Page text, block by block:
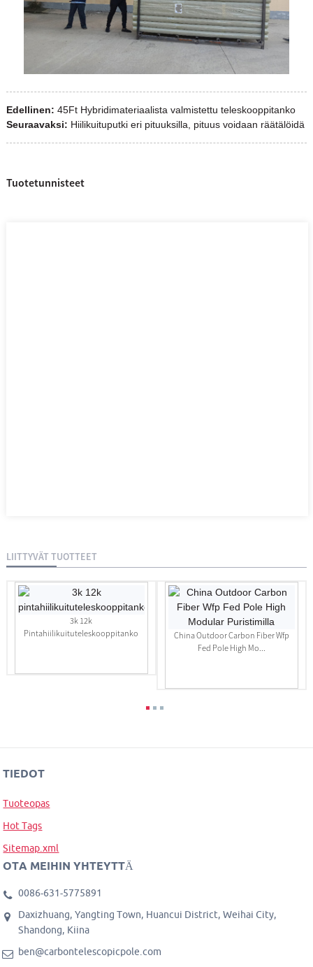
Edellinen: 45Ft Hybridimateriaalista valmistettu teleskooppitanko
Seuraavaksi: Hiilikuituputki eri pituuksilla, pituus voidaan räätälöidä
Tuotetunnisteet
LIITTYVÄT TUOTTEET
3k 12k
Pintahiilikuituteleskooppitanko
China Outdoor Carbon Fiber Wfp
Fed Pole High Mo...
TIEDOT
Tuoteopas
Hot Tags
Sitemap.xml
OTA MEIHIN YHTEYTTÄ
0086-631-5775891
Daxizhuang, Yangting Town, Huancui District, Weihai City,
Shandong, Kiina
ben@carbontelescopicpole.com